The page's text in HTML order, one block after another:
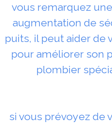
vous remarquez
augmentation de
puits, il peut aider de
pour améliorer son
plombier
si vous prévoyez de